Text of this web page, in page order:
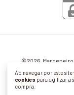
Ao navegar por este site
cookies para agilizar a
compra.
©2026. Marceneiro